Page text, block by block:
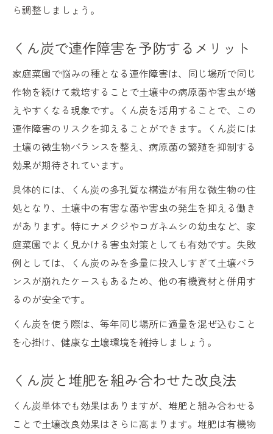
ら調整しましょう。
くん炭で連作障害を予防するメリット
家庭菜園で悩みの種となる連作障害は、同じ場所で同じ
作物を続けて栽培することで土壌中の病原菌や害虫が増
えやすくなる現象です。くん炭を活用することで、この
連作障害のリスクを抑えることができます。くん炭には
土壌の微生物バランスを整え、病原菌の繁殖を抑制する
効果が期待されています。
具体的には、くん炭の多孔質な構造が有用な微生物の住
処となり、土壌中の有害な菌や害虫の発生を抑える働き
があります。特にナメクジやコガネムシの幼虫など、家
庭菜園でよく見かける害虫対策としても有効です。失敗
例としては、くん炭のみを多量に投入しすぎて土壌バラ
ンスが崩れたケースもあるため、他の有機資材と併用す
るのが安全です。
くん炭を使う際は、毎年同じ場所に適量を混ぜ込むこと
を心掛け、健康な土壌環境を維持しましょう。
くん炭と堆肥を組み合わせた改良法
くん炭単体でも効果はありますが、堆肥と組み合わせる
ことで土壌改良効果はさらに高まります。堆肥は有機物